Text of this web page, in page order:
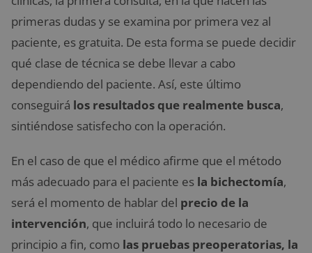
primeras dudas y se examina por primera vez al
paciente, es gratuita. De esta forma se puede decidir
qué clase de técnica se debe llevar a cabo
dependiendo del paciente. Así, este último
conseguirá los resultados que realmente busca,
sintiéndose satisfecho con la operación.
En el caso de que el médico afirme que el método
más adecuado para el paciente es la bichectomía,
será el momento de hablar del precio de la
intervención, que incluirá todo lo necesario de
principio a fin, como las pruebas preoperatorias, la